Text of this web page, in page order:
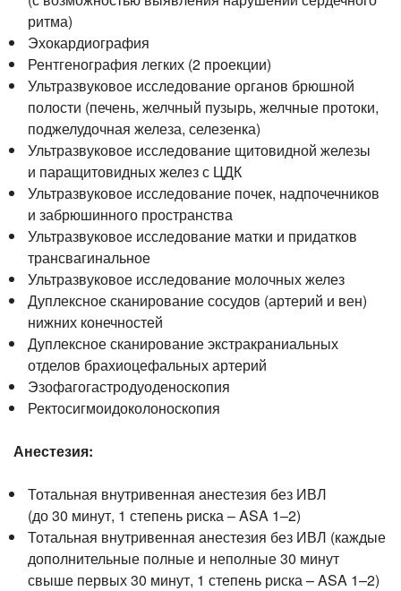
ритма)
Эхокардиография
Рентгенография легких (2 проекции)
Ультразвуковое исследование органов брюшной
полости (печень, желчный пузырь, желчные протоки,
поджелудочная железа, селезенка)
Ультразвуковое исследование щитовидной железы
и паращитовидных желез с ЦДК
Ультразвуковое исследование почек, надпочечников
и забрюшинного пространства
Ультразвуковое исследование матки и придатков
трансвагинальное
Ультразвуковое исследование молочных желез
Дуплексное сканирование сосудов (артерий и вен)
нижних конечностей
Дуплексное сканирование экстракраниальных
отделов брахиоцефальных артерий
Эзофагогастродуоденоскопия
Ректосигмоидоколоноскопия
Анестезия:
Тотальная внутривенная анестезия без ИВЛ
(до 30 минут, 1 степень риска – ASA 1–2)
Тотальная внутривенная анестезия без ИВЛ (каждые
дополнительные полные и неполные 30 минут
свыше первых 30 минут, 1 степень риска – ASA 1–2)